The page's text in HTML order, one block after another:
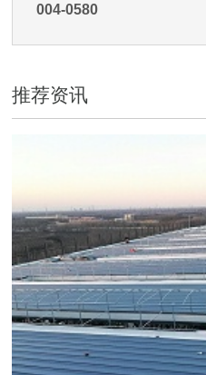
004-0580
推荐资讯